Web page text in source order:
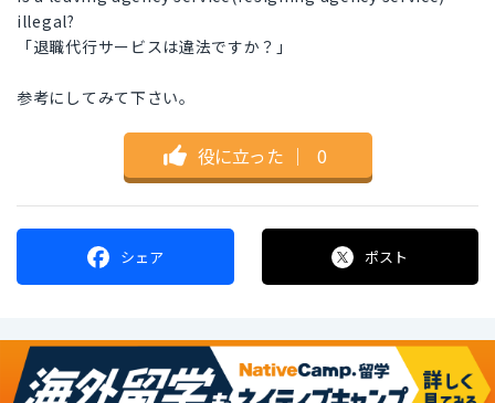
illegal?
「退職代行サービスは違法ですか？」
参考にしてみて下さい。
役に立った ｜ 0
シェア ポスト